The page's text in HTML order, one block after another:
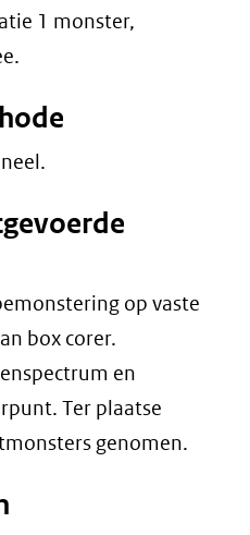
1 monster,
op vaste
box corer.
en
Ter plaatse
genomen.